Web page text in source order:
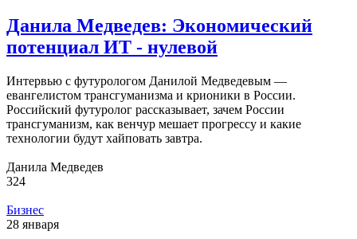
Данила Медведев: Экономический
потенциал ИТ - нулевой
Интервью с футурологом Данилой Медведевым —
евангелистом трансгуманизма и крионики в России.
Российский футуролог рассказывает, зачем России
трансгуманизм, как венчур мешает прогрессу и какие
технологии будут хайповать завтра.
Данила Медведев
324
Бизнес
28 января